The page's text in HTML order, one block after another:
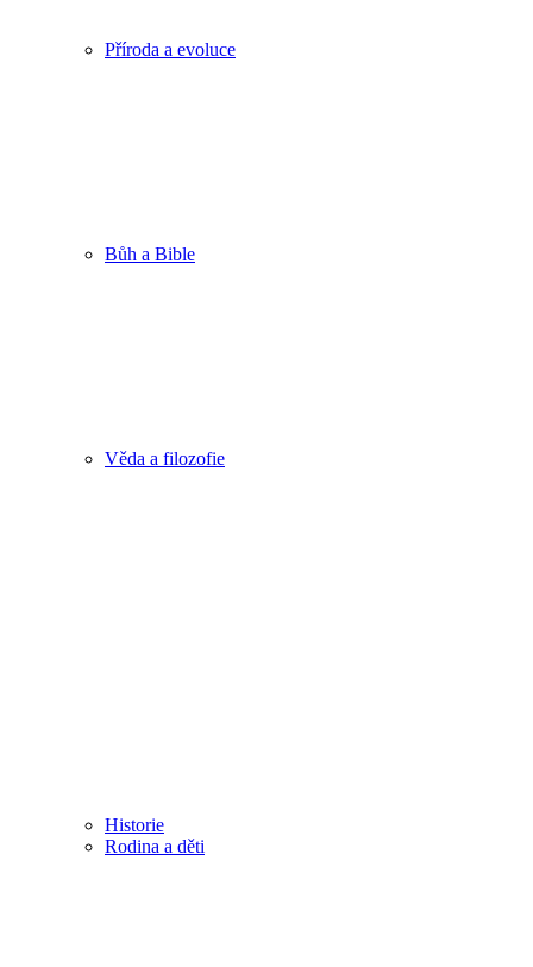
Příroda a evoluce
Bůh a Bible
Věda a filozofie
Historie
Rodina a děti